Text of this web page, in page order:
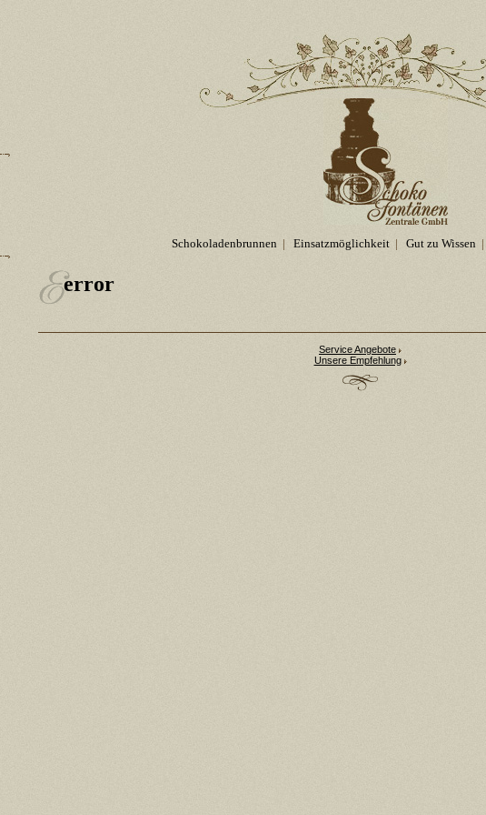
Schokoladenbrunnen | Einsatzmöglichkeit| Gut zu Wissen|
error
Service Angebote
Unsere Empfehlung